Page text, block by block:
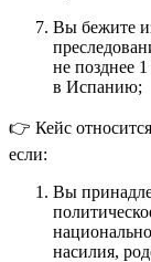
Вы бежите
не позднее
в Испанию;
👉 Кейс
если:
Вы
насилия,